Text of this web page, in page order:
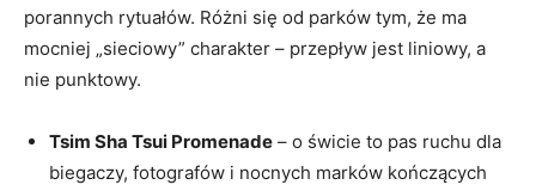
porannych rytuałów. Różni się od parków tym, że ma
mocniej „sieciowy” charakter – przepływ jest liniowy, a
nie punktowy.
Tsim Sha Tsui Promenade – o świcie to pas ruchu dla
biegaczy, fotografów i nocnych marków kończących